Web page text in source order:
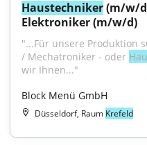
Haustechniker (m/w/
Elektroniker (m/w/d)
"...Für unsere Produktion
/ Mechatroniker - oder
wir Ihnen..."
Block Menü GmbH
Düsseldorf, Raum Krefeld